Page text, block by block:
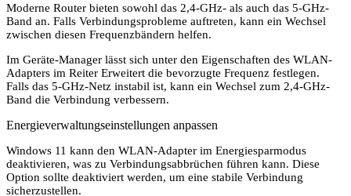
Moderne Router bieten sowohl das 2,4-GHz- als auch das 5-GHz-
Band an. Falls Verbindungsprobleme auftreten, kann ein Wechsel
zwischen diesen Frequenzbändern helfen.
Im Geräte-Manager lässt sich unter den Eigenschaften des WLAN-
Adapters im Reiter Erweitert die bevorzugte Frequenz festlegen.
Falls das 5-GHz-Netz instabil ist, kann ein Wechsel zum 2,4-GHz-
Band die Verbindung verbessern.
Energieverwaltungseinstellungen anpassen
Windows 11 kann den WLAN-Adapter im Energiesparmodus
deaktivieren, was zu Verbindungsabbrüchen führen kann. Diese
Option sollte deaktiviert werden, um eine stabile Verbindung
sicherzustellen.